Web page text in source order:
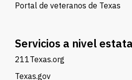
Portal de veteranos de Texas
Servicios a nivel
211Texas.org
Texas.gov